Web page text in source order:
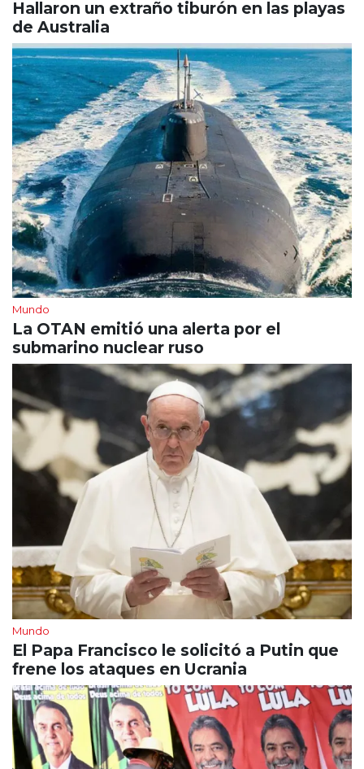
Hallaron un extraño tiburón en las playas
de Australia
Mundo
La OTAN emitió una alerta por el
submarino nuclear ruso
Mundo
El Papa Francisco le solicitó a Putin que
frene los ataques en Ucrania